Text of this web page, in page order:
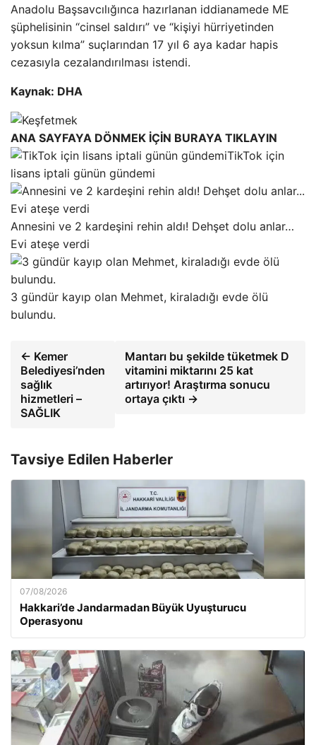
Anadolu Başsavcılığınca hazırlanan iddianamede ME
şüphelisinin “cinsel saldırı” ve “kişiyi hürriyetinden
yoksun kılma” suçlarından 17 yıl 6 aya kadar hapis
cezasıyla cezalandırılması istendi.
Kaynak: DHA
ANA SAYFAYA DÖNMEK İÇİN BURAYA TIKLAYIN
TikTok için
lisans iptali günün gündemi
Annesini ve 2 kardeşini rehin aldı! Dehşet dolu anlar…
Evi ateşe verdi
3 gündür kayıp olan Mehmet, kiraladığı evde ölü
bulundu.
← Kemer
Belediyesi’nden
sağlık
hizmetleri –
SAĞLIK
Mantarı bu şekilde tüketmek D
vitamini miktarını 25 kat
artırıyor! Araştırma sonucu
ortaya çıktı →
Tavsiye Edilen Haberler
07/08/2026
Hakkari’de Jandarmadan Büyük Uyuşturucu
Operasyonu